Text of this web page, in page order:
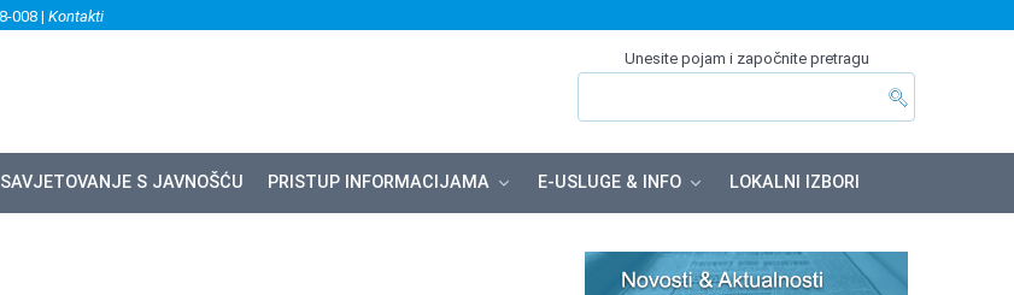
008 | Kontakti
Unesite pojam i započnite pretragu
SAVJETOVANJE S JAVNOŠĆU PRISTUP INFORMACIJAMA E-USLUGE & INFO LOKALNI IZBORI